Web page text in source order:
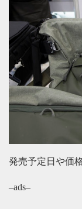
発売予定日や価
–ads–